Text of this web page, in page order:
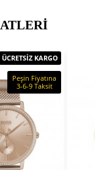
ÜCRETSİZ KARGO
Peşin Fiyatına
3-6-9 Taksit